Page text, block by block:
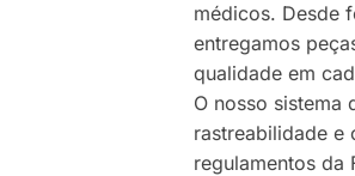
médicos. Desde
entregamos
qualidade em
O nosso sistema
rastreabilidade e
regulamentos da